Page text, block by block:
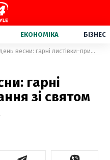
ЕКОНОМІКА БІЗНЕС
Перший день весни: гарні листівки-привітання зі святом для найрідніших
гарні
зі святом